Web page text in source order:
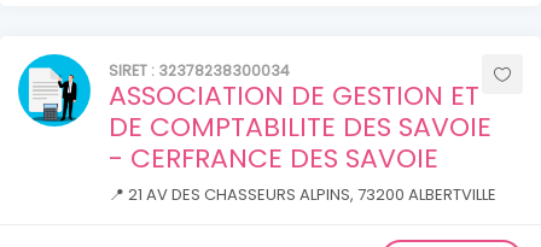
SIRET : 32378238300034
ASSOCIATION DE GESTION ET
DE COMPTABILITE DES SAVOIE
- CERFRANCE DES SAVOIE
📍 21 AV DES CHASSEURS ALPINS, 73200 ALBERTVILLE